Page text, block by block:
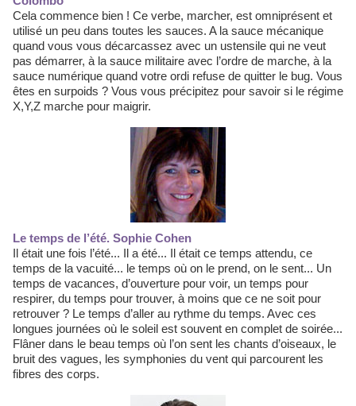
Cela commence bien ! Ce verbe, marcher, est omniprésent et
utilisé un peu dans toutes les sauces. A la sauce mécanique
quand vous vous décarcassez avec un ustensile qui ne veut
pas démarrer, à la sauce militaire avec l’ordre de marche, à la
sauce numérique quand votre ordi refuse de quitter le bug. Vous
êtes en surpoids ? Vous vous précipitez pour savoir si le régime
X,Y,Z marche pour maigrir.
Le temps de l’été. Sophie Cohen
Il était une fois l’été... Il a été... Il était ce temps attendu, ce
temps de la vacuité... le temps où on le prend, on le sent... Un
temps de vacances, d’ouverture pour voir, un temps pour
respirer, du temps pour trouver, à moins que ce ne soit pour
retrouver ? Le temps d’aller au rythme du temps. Avec ces
longues journées où le soleil est souvent en complet de soirée...
Flâner dans le beau temps où l’on sent les chants d’oiseaux, le
bruit des vagues, les symphonies du vent qui parcourent les
fibres des corps.